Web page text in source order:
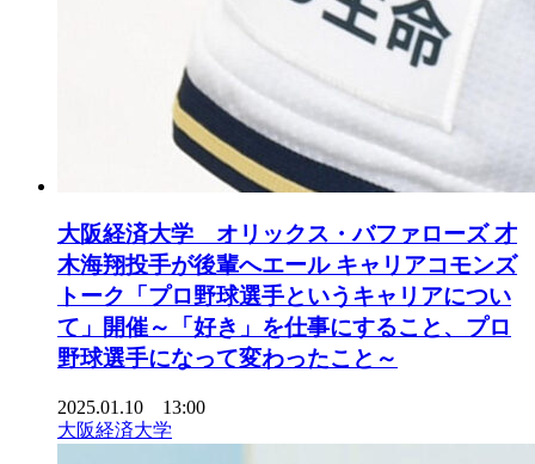
大阪経済大学 オリックス・バファローズ 才
木海翔投手が後輩へエール キャリアコモンズ
トーク「プロ野球選手というキャリアについ
て」開催～「好き」を仕事にすること、プロ
野球選手になって変わったこと～
2025.01.10 13:00
大阪経済大学